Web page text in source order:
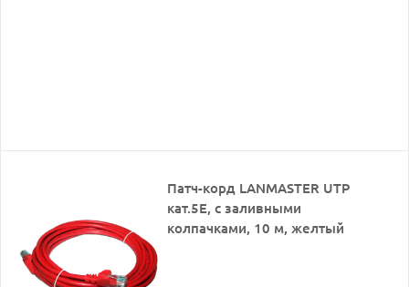
Патч-корд LANMASTER UTP
кат.5Е, с заливными
колпачками, 10 м, желтый